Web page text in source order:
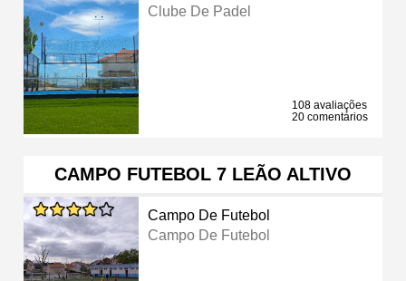
Clube De Padel
108 avaliações
20 comentários
CAMPO FUTEBOL 7 LEÃO ALTIVO
Campo De Futebol
Campo De Futebol